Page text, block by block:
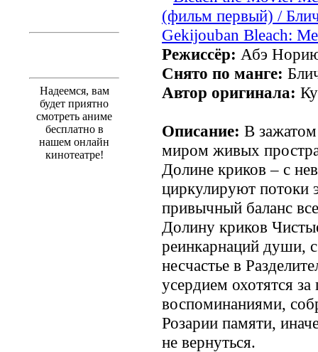
Надеемся, вам
будет приятно
смотреть аниме
бесплатно в
нашем онлайн
кинотеатре!
Режиссёр: Абэ
Снято по манге:
Автор оригинала:
Описание: В
миром живых
Долине криков – с
циркулируют потоки
привычный баланс
Долину криков
реинкарнаций души,
несчастье в
усердием охотятся
воспоминаниями,
Розарии памяти,
не вернуться.